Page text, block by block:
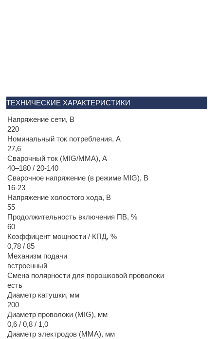
ТЕХНИЧЕСКИЕ ХАРАКТЕРИСТИКИ
Напряжение сети, В
220
Номинальный ток потребления, А
27,6
Сварочный ток (MIG/MMA), A
40–180 / 20-140
Сварочное напряжение (в режиме MIG), В
16-23
Напряжение холостого хода, В
55
Продолжительность включения ПВ, %
60
Коэффицент мощности / КПД, %
0,78 / 85
Механизм подачи
встроенный
Смена полярности для порошковой проволоки
есть
Диаметр катушки, мм
200
Диаметр проволоки (MIG), мм
0,6 / 0,8 / 1,0
Диаметр электродов (MMA), мм